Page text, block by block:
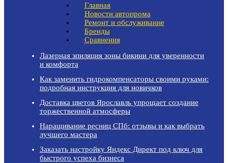
Главная
Новости автопрома
Ремонт и обслуживание
Бренды
Сравнения
Лазерная эпиляция зоны бикини для уверенности
и комфорта
Как заменить гидрокомпенсаторы своими руками:
подробная инструкция для новичков
Доставка цветов Ярославль упрощает создание
торжественной атмосферы
Наращивание ресниц СПб: отзывы и как выбрать
лучшего мастера
Заказать настройку Яндекс Директ под ключ для
быстрого успеха бизнеса